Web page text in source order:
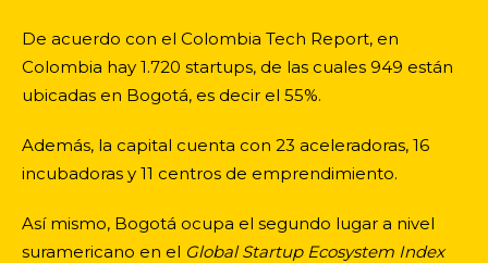
De acuerdo con el Colombia Tech Report, en
Colombia hay 1.720 startups, de las cuales 949 están
ubicadas en Bogotá, es decir el 55%.
Además, la capital cuenta con 23 aceleradoras, 16
incubadoras y 11 centros de emprendimiento.
Así mismo, Bogotá ocupa el segundo lugar a nivel
suramericano en el Global Startup Ecosystem Index